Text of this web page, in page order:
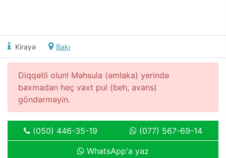
Kirayə Bakı
Diqqətli olun! Məhsula (əmlaka) yerində
baxmadan heç vaxt pul (beh, avans)
göndərməyin.
(050) 446-35-19
(077) 567-69-14
WhatsApp'a yaz